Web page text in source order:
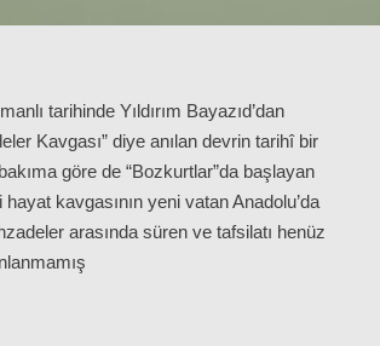
tarihinde Yıldırım Bayazıd’dan
Kavgası” diye anılan devrin tarihî bir
göre de “Bozkurtlar”da başlayan
hayat kavgasının yeni vatan Anadolu’da
arasında süren ve tafsilatı henüz